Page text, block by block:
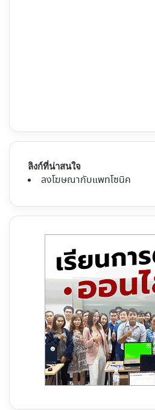
ลิงก์ที่น่าสนใจ
ลงโฆษณากับแพทโซนิค